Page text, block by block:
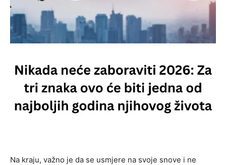
Na kraju, važno je da se usmjere na svoje snove i ne